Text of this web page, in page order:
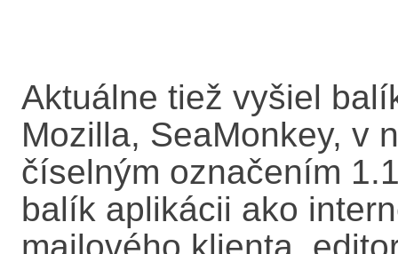
Aktuálne tiež vyšiel
Mozilla, SeaMonkey, v
číselným označením
balík aplikácii ako